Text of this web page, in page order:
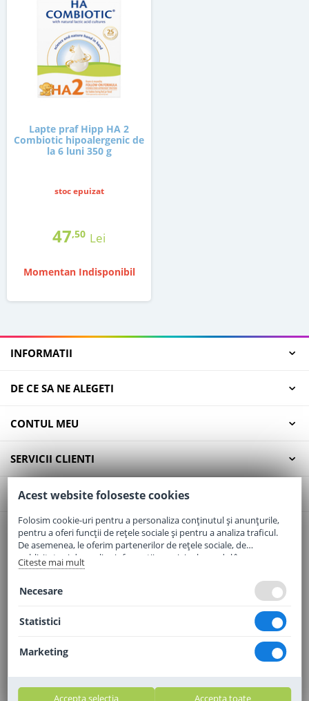
Lapte praf Hipp HA 2
Combiotic hipoalergenic de
la 6 luni 350 g
stoc epuizat
47,50 Lei
Momentan Indisponibil
INFORMATII
DE CE SA NE ALEGETI
CONTUL MEU
SERVICII CLIENTI
CONTACT
Email:office@elaptepraf.ro
Telefon:0745-964-449
Adresa:Sos. Borsului, Nr. 20, Oradea, Jud. Bihor
Acest website foloseste cookies
Folosim cookie-uri pentru a personaliza conținutul și anunțurile,
pentru a oferi funcții de rețele sociale și pentru a analiza traficul.
De asemenea, le oferim partenerilor de rețele sociale, de
publicitate și de analize informații cu privire la modul în care
folosiți site-ul nostru. Aceștia le pot combina cu alte informații
Citeste mai mult
Necesare
Statistici
Marketing
Accepta selectia Accepta toate